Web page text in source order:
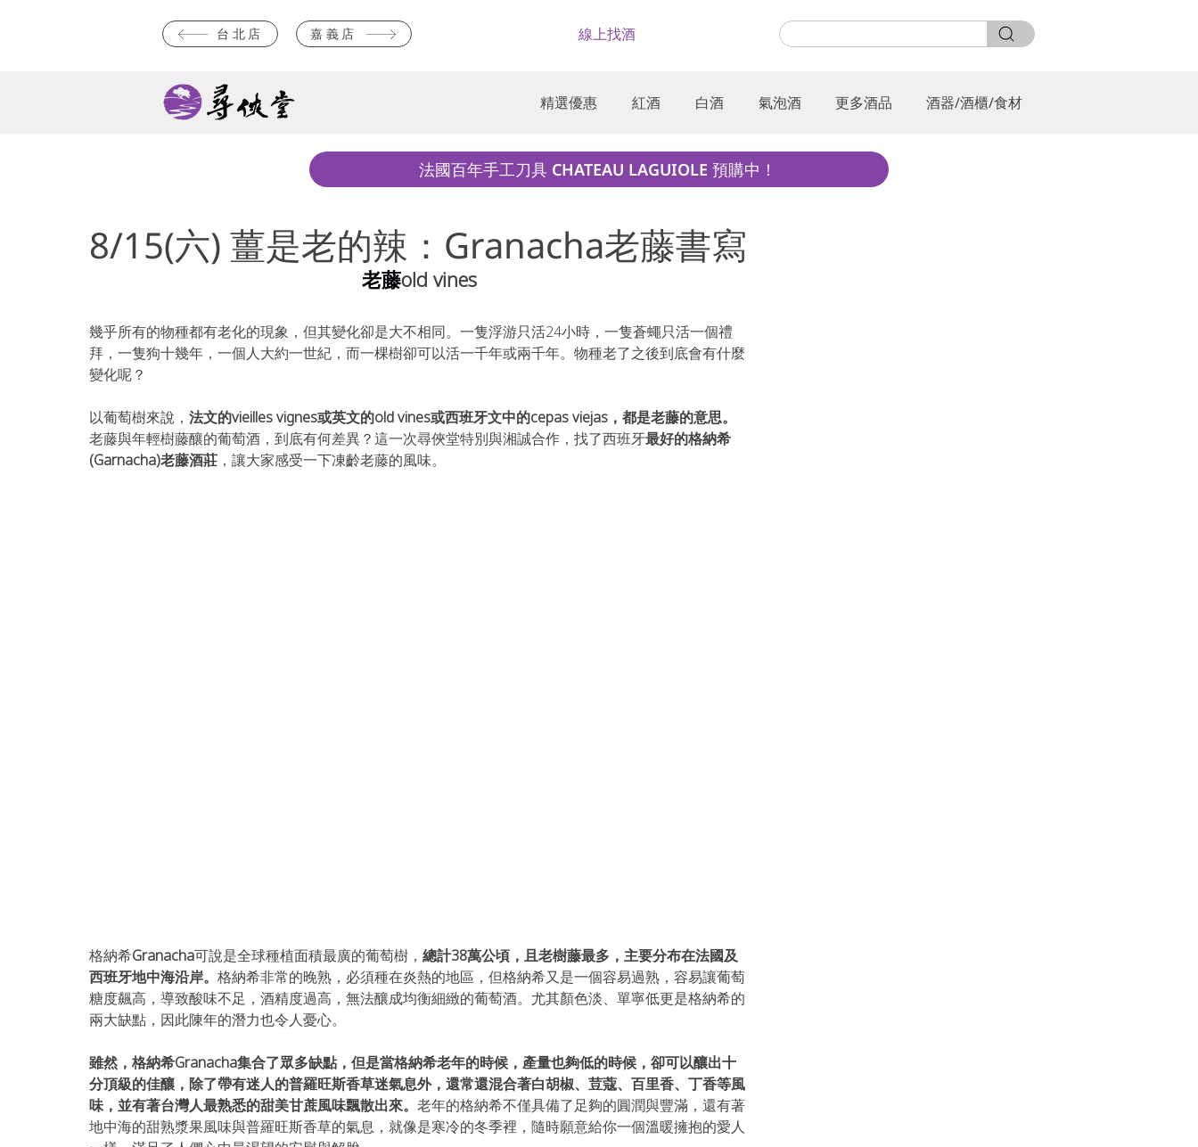
台北店 嘉義店 線上找酒
精選優惠 紅酒 白酒 氣泡酒 更多酒品 酒器/酒櫃/食材
法國百年手工刀具 CHATEAU LAGUIOLE 預購中！
8/15(六) 薑是老的辣：Granacha老藤書寫
老藤old vines
幾乎所有的物種都有老化的現象，但其變化卻是大不相同。一隻浮游只活24小時，一隻蒼蠅只活一個禮
拜，一隻狗十幾年，一個人大約一世紀，而一棵樹卻可以活一千年或兩千年。物種老了之後到底會有什麼
變化呢？
以葡萄樹來說， 法文的vieilles vignes或英文的old vines或西班牙文中的cepas viejas，都是老藤的意思。
老藤與年輕樹藤釀的葡萄酒，到底有何差異？這一次尋俠堂特別與湘誠合作，找了西班牙最好的格納希
(Garnacha)老藤酒莊 ，讓大家感受一下凍齡老藤的風味。
格納希Granacha可說是全球種植面積最廣的葡萄樹， 總計38萬公頃，且老樹藤最多，主要分布在法國及
西班牙地中海沿岸。 格納希非常的晚熟，必須種在炎熱的地區，但格納希又是一個容易過熟，容易讓葡萄
糖度飆高，導致酸味不足，酒精度過高，無法釀成均衡細緻的葡萄酒。尤其顏色淡、單寧低更是格納希的
兩大缺點，因此陳年的潛力也令人憂心。
雖然，格納希Granacha集合了眾多缺點，但是當格納希老年的時候，產量也夠低的時候，卻可以釀出十
分頂級的佳釀，除了帶有迷人的普羅旺斯香草迷氣息外，還常還混合著白胡椒、荳蔻、百里香、丁香等風
味，並有著台灣人最熟悉的甜美甘蔗風味飄散出來。 老年的格納希不僅具備了足夠的圓潤與豐滿，還有著
地中海的甜熟漿果風味與普羅旺斯香草的氣息，就像是寒冷的冬季裡，隨時願意給你一個溫暖擁抱的愛人